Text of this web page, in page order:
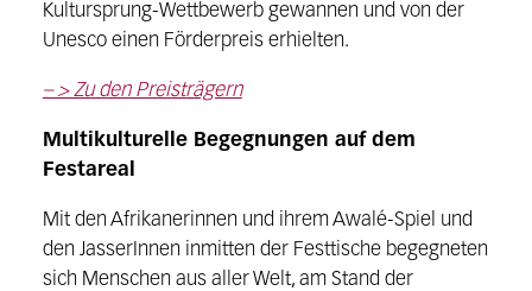
Kultursprung-Wettbewerb gewannen und von der
Unesco einen Förderpreis erhielten.
– > Zu den Preisträgern
Multikulturelle Begegnungen auf dem
Festareal
Mit den Afrikanerinnen und ihrem Awalé-Spiel und
den JasserInnen inmitten der Festtische begegneten
sich Menschen aus aller Welt, am Stand der